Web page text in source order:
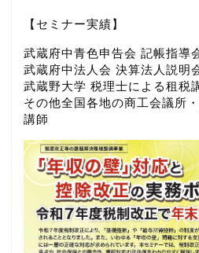
【セミナー実績】
武蔵府中青色申告会 記帳指導
武蔵府中法人会 決算法人説明
武蔵野大学 税理士による租税
その他全国各地の商工会議所
講師